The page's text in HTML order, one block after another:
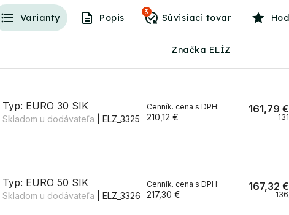
Varianty Popis
3
Značka ELÍZ
Typ: EURO 30 SIK
Skladom u dodávateľa | ELZ_3325 210,12 €
161,79 €
Typ: EURO 50 SIK
Skladom u dodávateľa | ELZ_3326 217,30 €
167,32 €